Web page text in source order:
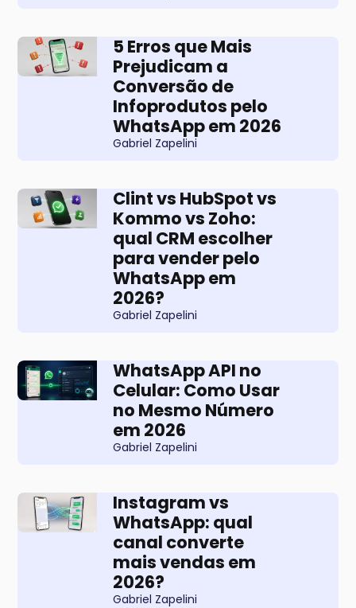
5 Erros que Mais
Prejudicam a
Conversão de
Infoprodutos pelo
WhatsApp em 2026
Gabriel Zapelini
Clint vs HubSpot vs
Kommo vs Zoho:
qual CRM escolher
para vender pelo
WhatsApp em
2026?
Gabriel Zapelini
WhatsApp API no
Celular: Como Usar
no Mesmo Número
em 2026
Gabriel Zapelini
Instagram vs
WhatsApp: qual
canal converte
mais vendas em
2026?
Gabriel Zapelini